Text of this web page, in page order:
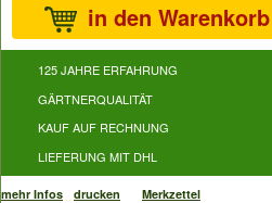
in den Warenkorb
125 JAHRE ERFAHRUNG
GÄRTNERQUALITÄT
KAUF AUF RECHNUNG
LIEFERUNG MIT DHL
mehr Infos drucken Merkzettel